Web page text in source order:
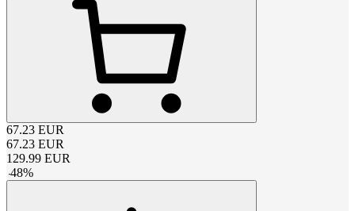
67.23 EUR
67.23 EUR
129.99 EUR
-48%